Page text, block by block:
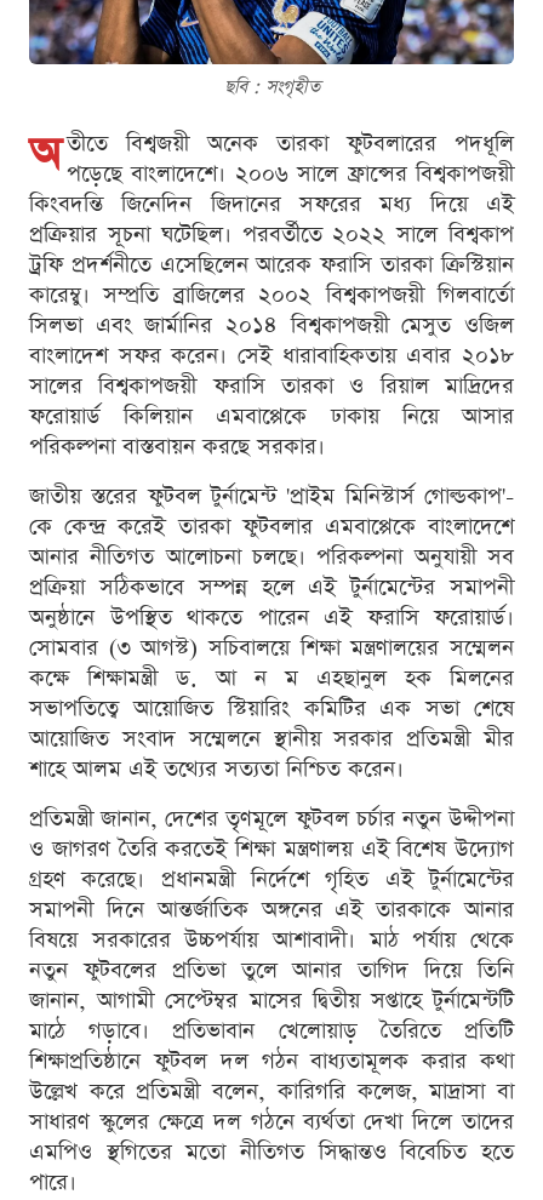
ছবি : সংগৃহীত
অ তীতে বিশ্বজয়ী অনেক তারকা ফুটবলারের পদধূলি
পড়েছে বাংলাদেশে। ২০০৬ সালে ফ্রান্সের বিশ্বকাপজয়ী
কিংবদন্তি জিনেদিন জিদানের সফরের মধ্য দিয়ে এই
প্রক্রিয়ার সূচনা ঘটেছিল। পরবর্তীতে ২০২২ সালে বিশ্বকাপ
ট্রফি প্রদর্শনীতে এসেছিলেন আরেক ফরাসি তারকা ক্রিস্টিয়ান
কারেম্বু। সম্প্রতি ব্রাজিলের ২০০২ বিশ্বকাপজয়ী গিলবার্তো
সিলভা এবং জার্মানির ২০১৪ বিশ্বকাপজয়ী মেসুত ওজিল
বাংলাদেশ সফর করেন। সেই ধারাবাহিকতায় এবার ২০১৮
সালের বিশ্বকাপজয়ী ফরাসি তারকা ও রিয়াল মাদ্রিদের
ফরোয়ার্ড কিলিয়ান এমবাপ্পেকে ঢাকায় নিয়ে আসার
পরিকল্পনা বাস্তবায়ন করছে সরকার।
জাতীয় স্তরের ফুটবল টুর্নামেন্ট 'প্রাইম মিনিস্টার্স গোল্ডকাপ'-
কে কেন্দ্র করেই তারকা ফুটবলার এমবাপ্পেকে বাংলাদেশে
আনার নীতিগত আলোচনা চলছে। পরিকল্পনা অনুযায়ী সব
প্রক্রিয়া সঠিকভাবে সম্পন্ন হলে এই টুর্নামেন্টের সমাপনী
অনুষ্ঠানে উপস্থিত থাকতে পারেন এই ফরাসি ফরোয়ার্ড।
সোমবার (৩ আগস্ট) সচিবালয়ে শিক্ষা মন্ত্রণালয়ের সম্মেলন
কক্ষে শিক্ষামন্ত্রী ড. আ ন ম এহছানুল হক মিলনের
সভাপতিত্বে আয়োজিত স্টিয়ারিং কমিটির এক সভা শেষে
আয়োজিত সংবাদ সম্মেলনে স্থানীয় সরকার প্রতিমন্ত্রী মীর
শাহে আলম এই তথ্যের সত্যতা নিশ্চিত করেন।
প্রতিমন্ত্রী জানান, দেশের তৃণমূলে ফুটবল চর্চার নতুন উদ্দীপনা
ও জাগরণ তৈরি করতেই শিক্ষা মন্ত্রণালয় এই বিশেষ উদ্যোগ
গ্রহণ করেছে। প্রধানমন্ত্রী নির্দেশে গৃহিত এই টুর্নামেন্টের
সমাপনী দিনে আন্তর্জাতিক অঙ্গনের এই তারকাকে আনার
বিষয়ে সরকারের উচ্চপর্যায় আশাবাদী। মাঠ পর্যায় থেকে
নতুন ফুটবলের প্রতিভা তুলে আনার তাগিদ দিয়ে তিনি
জানান, আগামী সেপ্টেম্বর মাসের দ্বিতীয় সপ্তাহে টুর্নামেন্টটি
মাঠে গড়াবে। প্রতিভাবান খেলোয়াড় তৈরিতে প্রতিটি
শিক্ষাপ্রতিষ্ঠানে ফুটবল দল গঠন বাধ্যতামূলক করার কথা
উল্লেখ করে প্রতিমন্ত্রী বলেন, কারিগরি কলেজ, মাদ্রাসা বা
সাধারণ স্কুলের ক্ষেত্রে দল গঠনে ব্যর্থতা দেখা দিলে তাদের
এমপিও স্থগিতের মতো নীতিগত সিদ্ধান্তও বিবেচিত হতে
পারে।